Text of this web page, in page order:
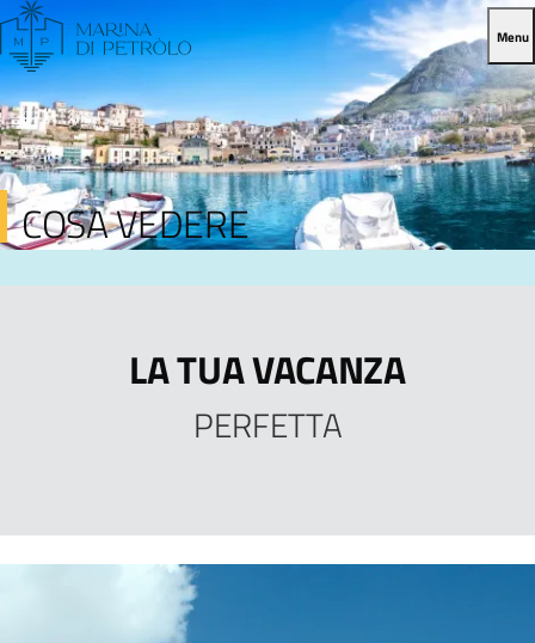
Menu
COSA VEDERE
LA TUA VACANZA
PERFETTA